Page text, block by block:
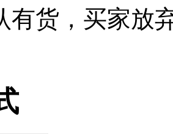
有货，买家放